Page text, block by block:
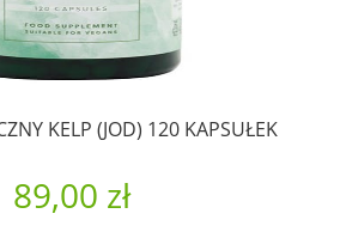
KELP (JOD) 120 KAPSUŁEK
89,00 zł